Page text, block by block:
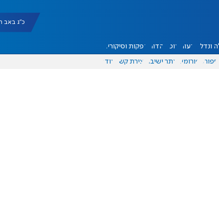
כ"ג באב תשפ"ו
ונדל"ן דעות אוכל יהדות הפקות וסיקורים
ספורט פורומים אתר ישיבה יצירת קשר עוד